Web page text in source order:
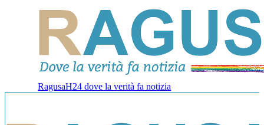
RagusaH24 dove la verità fa notizia